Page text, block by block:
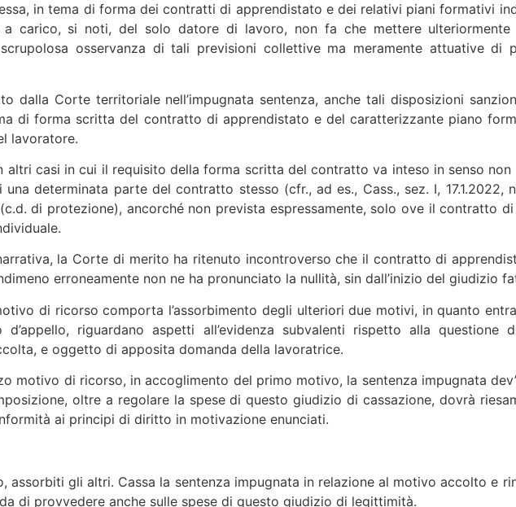
in tema di forma dei contratti di apprendistato e dei relativi piani formativi
a carico, si noti, del solo datore di lavoro, non fa che mettere
osservanza di tali previsioni collettive ma meramente attuative di
dalla Corte territoriale nell’impugnata sentenza, anche tali disposizioni
di forma scritta del contratto di apprendistato e del caratterizzante piano
lavoratore.
altri casi in cui il requisito della forma scritta del contratto va inteso in senso
determinata parte del contratto stesso (cfr., ad es., Cass., sez. I, 17.1.2022,
di protezione), ancorché non prevista espressamente, solo ove il contratto
la Corte di merito ha ritenuto incontroverso che il contratto di
erroneamente non ne ha pronunciato la nullità, sin dall’inizio del giudizio
di ricorso comporta l’assorbimento degli ulteriori due motivi, in quanto
riguardano aspetti all’evidenza subvalenti rispetto alla
e oggetto di apposita domanda della lavoratrice.
motivo di ricorso, in accoglimento del primo motivo, la sentenza impugnata
oltre a regolare la spese di questo giudizio di cassazione, dovrà
ai principi di diritto in motivazione enunciati.
gli altri. Cassa la sentenza impugnata in relazione al motivo accolto e
di provvedere anche sulle spese di questo giudizio di legittimità.